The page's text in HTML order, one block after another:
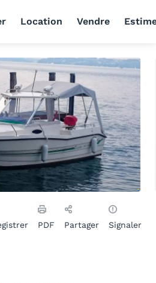
Location Vendre
PDF Partager Signaler